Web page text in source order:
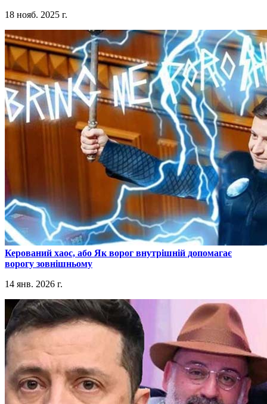
18 нояб. 2025 г.
​Керований хаос, або Як ворог внутрішній допомагає
ворогу зовнішньому
14 янв. 2026 г.